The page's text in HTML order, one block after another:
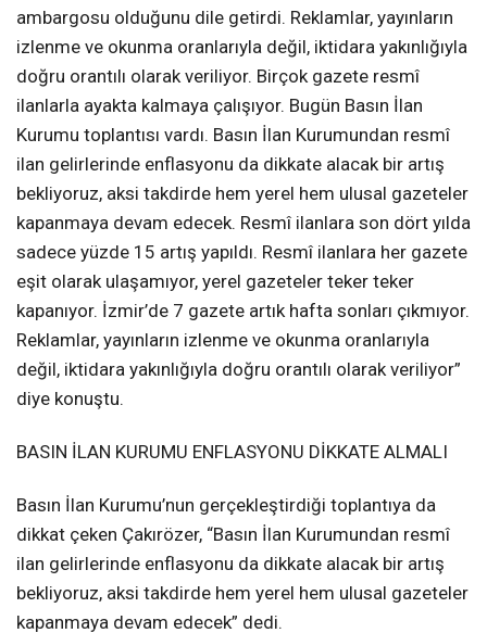
ambargosu olduğunu dile getirdi. Reklamlar, yayınların
izlenme ve okunma oranlarıyla değil, iktidara yakınlığıyla
doğru orantılı olarak veriliyor. Birçok gazete resmî
ilanlarla ayakta kalmaya çalışıyor. Bugün Basın İlan
Kurumu toplantısı vardı. Basın İlan Kurumundan resmî
ilan gelirlerinde enflasyonu da dikkate alacak bir artış
bekliyoruz, aksi takdirde hem yerel hem ulusal gazeteler
kapanmaya devam edecek. Resmî ilanlara son dört yılda
sadece yüzde 15 artış yapıldı. Resmî ilanlara her gazete
eşit olarak ulaşamıyor, yerel gazeteler teker teker
kapanıyor. İzmir’de 7 gazete artık hafta sonları çıkmıyor.
Reklamlar, yayınların izlenme ve okunma oranlarıyla
değil, iktidara yakınlığıyla doğru orantılı olarak veriliyor”
diye konuştu.
BASIN İLAN KURUMU ENFLASYONU DİKKATE ALMALI
Basın İlan Kurumu’nun gerçekleştirdiği toplantıya da
dikkat çeken Çakırözer, “Basın İlan Kurumundan resmî
ilan gelirlerinde enflasyonu da dikkate alacak bir artış
bekliyoruz, aksi takdirde hem yerel hem ulusal gazeteler
kapanmaya devam edecek” dedi.